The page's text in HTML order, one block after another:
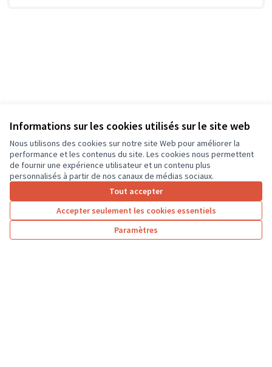
Informations sur les cookies utilisés sur le site web
Nous utilisons des cookies sur notre site Web pour améliorer la
performance et les contenus du site. Les cookies nous permettent
de fournir une expérience utilisateur et un contenu plus
personnalisés à partir de nos canaux de médias sociaux.
Tout accepter
Accepter seulement les cookies essentiels
Paramètres